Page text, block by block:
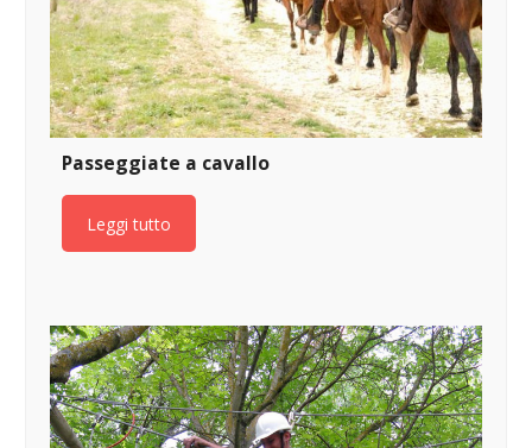
Passeggiate a cavallo
Leggi tutto